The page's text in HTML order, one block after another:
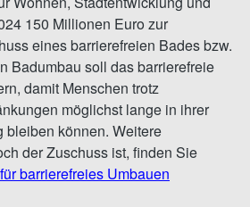
150 Millionen Euro zur
eines barrierefreien Bades bzw.
Badumbau soll das barrierefreie
damit Menschen trotz
möglichst lange in ihrer
bleiben können. Weitere
der Zuschuss ist, finden Sie
barrierefreies Umbauen